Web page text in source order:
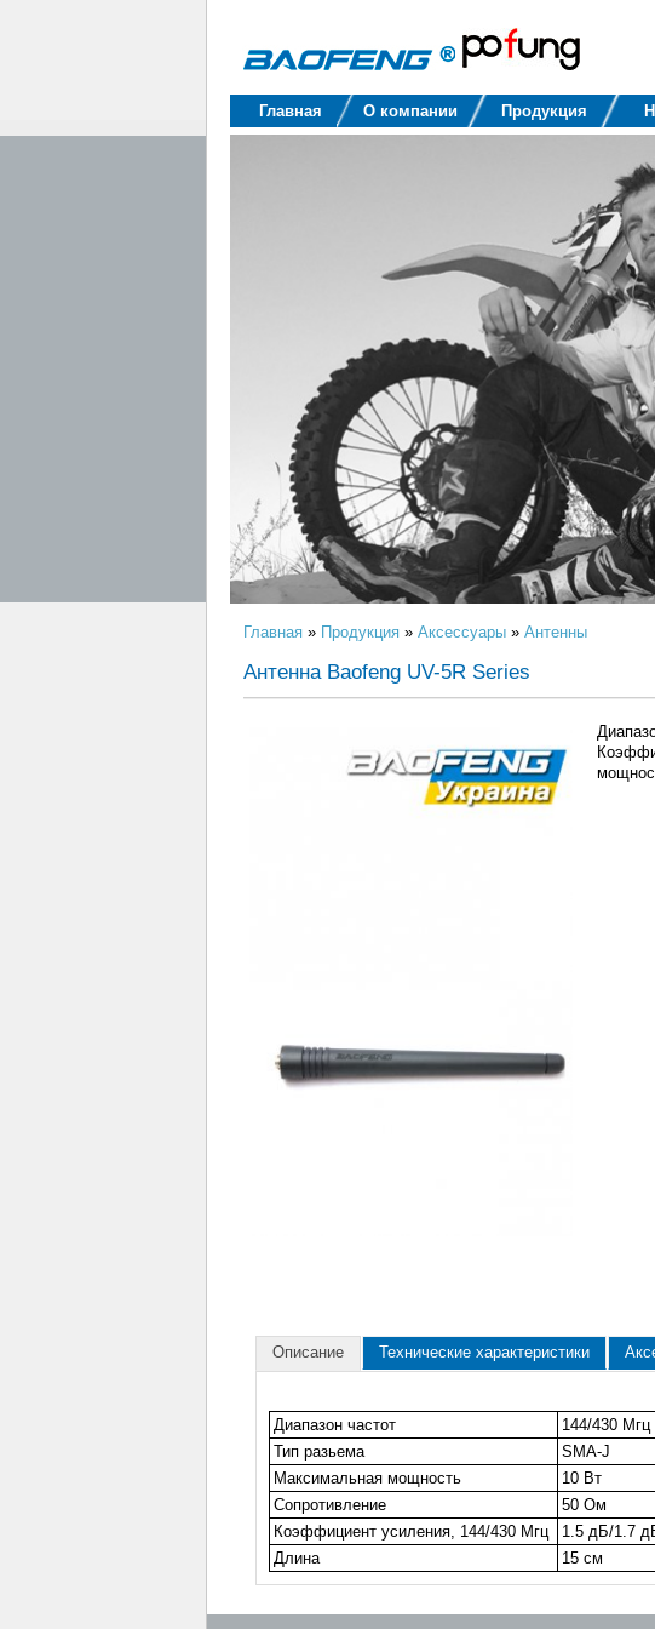
Baofeng
Главная О компании Продукция
Главная » Продукция » Аксессуары » Антенны
Антенна Baofeng UV-5R Series
Описание Технические характеристики
Диапазон частот
144/430 Мгц
Тип разьема
SMA-J
Максимальная мощность
10 Вт
Сопротивление
50 Ом
Коэффициент усиления, 144/430 Мгц
1.5 дБ/1.7
Длина
15 см